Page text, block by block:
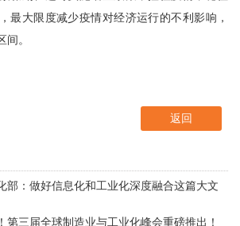
最大限度减少疫情对经济运行的不利影响，
间。
返回
部：做好信息化和工业化深度融合这篇大文
第三届全球制造业与工业化峰会重磅推出！